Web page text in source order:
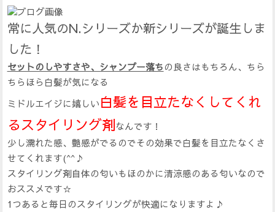
常に人気のN.シリーズか新シリーズが誕生しま
した！
セットのしやすさや、シャンプー落ち の良さはもちろん、ちら
ちらほら白髪が気になる
ミドルエイジに嬉しい 白髪を目立たなくしてくれ
るスタイリング剤なんです！
少し濡れた感、艶感がでるのでその効果で白髪を目立たなくさ
せてくれます(^^♪
スタイリング剤自体の匂いもほのかに清涼感のある匂いなので
おススメです☆
1つあると毎日のスタイリングが快適になりますよ♪